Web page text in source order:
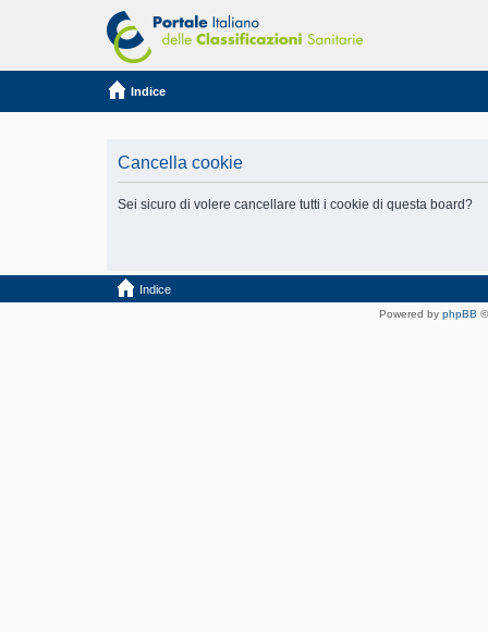
Indice
Cancella cookie
Sei sicuro di volere cancellare tutti i cookie di questa board?
Indice
Powered by phpBB